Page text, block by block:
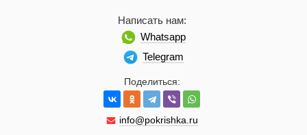
Поделиться:
info@pokrishka.ru
Написать нам:
Whatsapp
Telegram